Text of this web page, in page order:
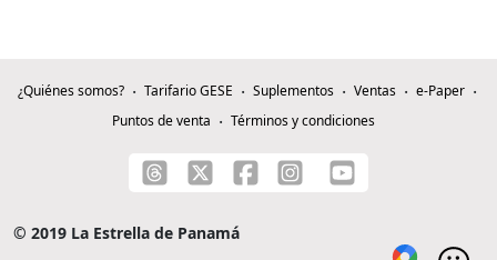
¿Quiénes somos? Tarifario GESE Suplementos Ventas
e-Paper
Puntos de venta
Términos y condiciones
© 2019 La Estrella de Panamá